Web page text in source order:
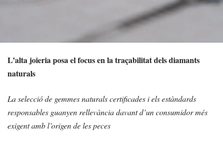
L’alta joieria posa el focus en la traçabilitat dels diamants
naturals
La selecció de gemmes naturals certificades i els estàndards
responsables guanyen rellevància davant d’un consumidor més
exigent amb l’origen de les peces